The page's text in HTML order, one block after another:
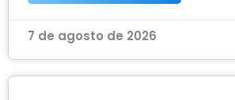
7 de agosto de 2026